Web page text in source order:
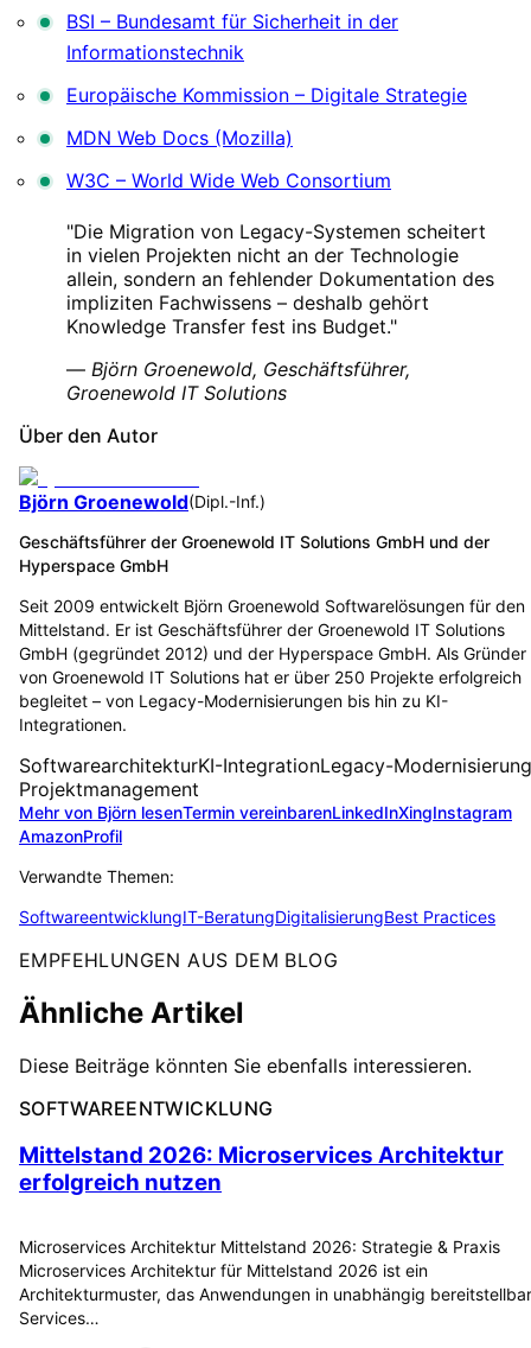
BSI – Bundesamt für Sicherheit in der
Informationstechnik
Europäische Kommission – Digitale Strategie
MDN Web Docs (Mozilla)
W3C – World Wide Web Consortium
"Die Migration von Legacy-Systemen scheitert
in vielen Projekten nicht an der Technologie
allein, sondern an fehlender Dokumentation des
impliziten Fachwissens – deshalb gehört
Knowledge Transfer fest ins Budget."
— Björn Groenewold, Geschäftsführer,
Groenewold IT Solutions
Über den Autor
Björn Groenewold(Dipl.-Inf.)
Geschäftsführer der Groenewold IT Solutions GmbH und der
Hyperspace GmbH
Seit 2009 entwickelt Björn Groenewold Softwarelösungen für den
Mittelstand. Er ist Geschäftsführer der Groenewold IT Solutions
GmbH (gegründet 2012) und der Hyperspace GmbH. Als Gründer
von Groenewold IT Solutions hat er über 250 Projekte erfolgreich
begleitet – von Legacy-Modernisierungen bis hin zu KI-
Integrationen.
SoftwarearchitekturKI-IntegrationLegacy-Modernisierung
Projektmanagement
Mehr von Björn lesenTermin vereinbarenLinkedInXingInstagram
AmazonProfil
Verwandte Themen:
SoftwareentwicklungIT-BeratungDigitalisierungBest Practices
EMPFEHLUNGEN AUS DEM BLOG
Ähnliche Artikel
Diese Beiträge könnten Sie ebenfalls interessieren.
SOFTWAREENTWICKLUNG
Mittelstand 2026: Microservices Architektur
erfolgreich nutzen
Microservices Architektur Mittelstand 2026: Strategie & Praxis
Microservices Architektur für Mittelstand 2026 ist ein
Architekturmuster, das Anwendungen in unabhängig
Services…